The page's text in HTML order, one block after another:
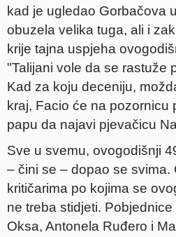
kad je ugledao Gorbačova
obuzela velika tuga, ali i
krije tajna uspjeha
"Talijani vole da se rastuže
Kad za koju deceniju,
kraj, Facio će na pozornicu
papu da najavi pjevačicu
Sve u svemu, ovogodišnji
– čini se – dopao se svima.
kritičarima po kojima se
ne treba stidjeti.
Oksa, Antonela Ruđero i